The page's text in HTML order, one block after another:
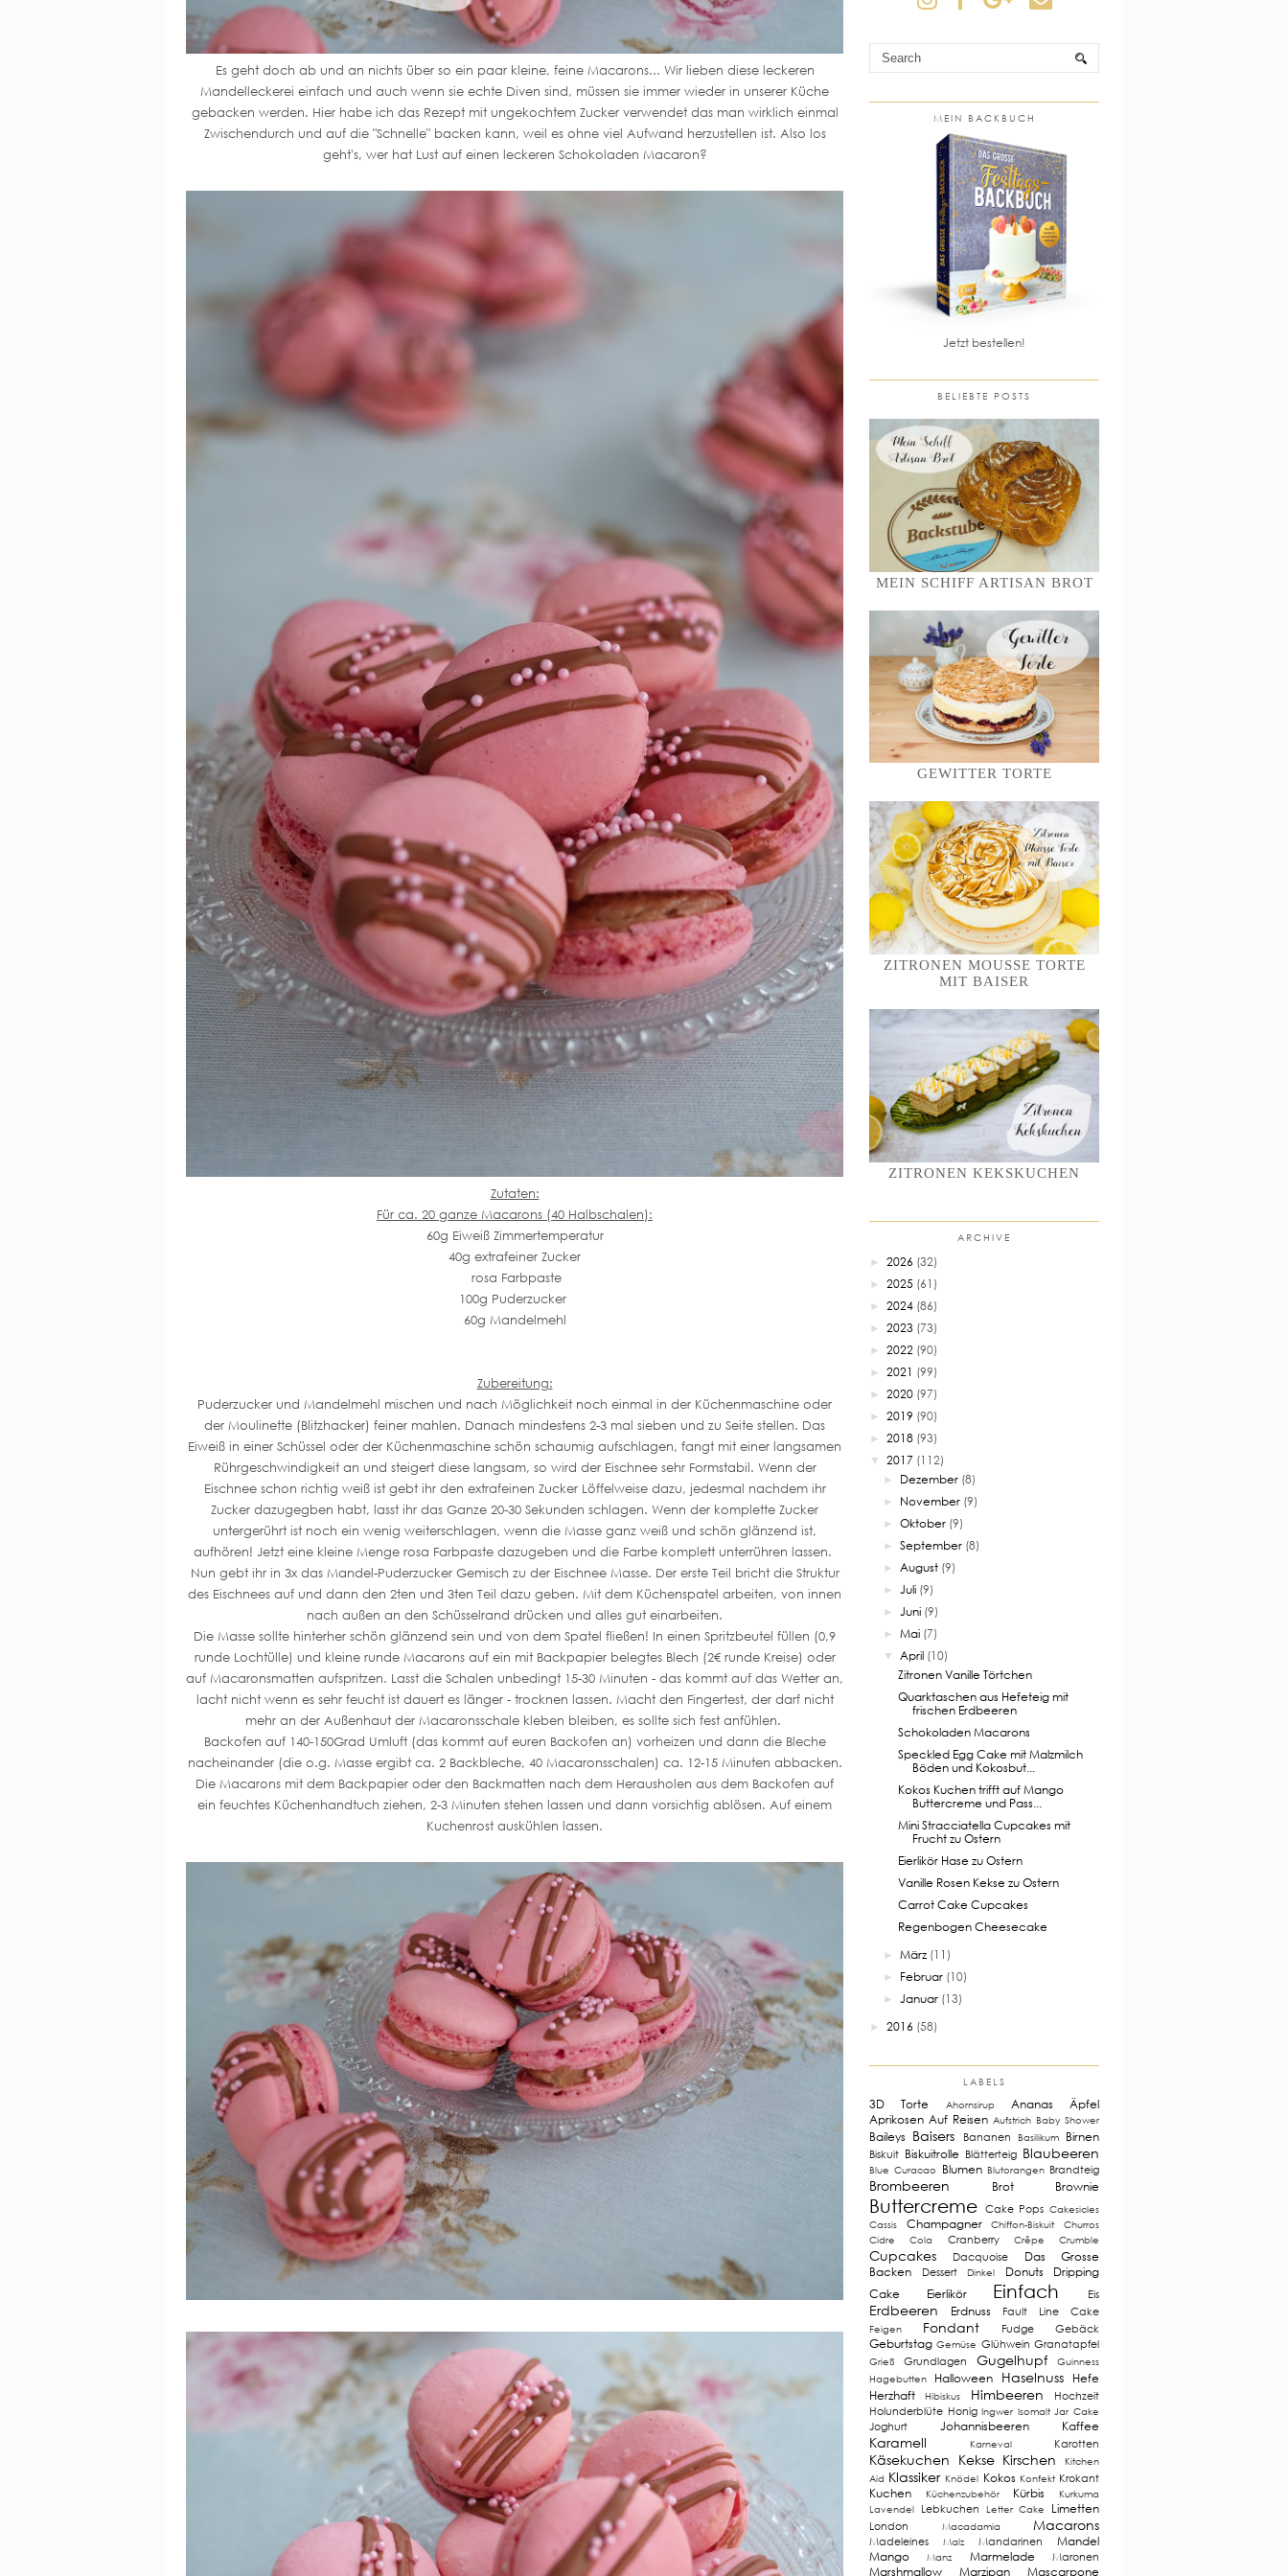
Es geht doch ab und an nichts über so ein paar kleine, feine Macarons... Wir lieben diese leckeren
Mandelleckerei einfach und auch wenn sie echte Diven sind, müssen sie immer wieder in unserer Küche
gebacken werden. Hier habe ich das Rezept mit ungekochtem Zucker verwendet das man wirklich einmal
Zwischendurch und auf die "Schnelle" backen kann, weil es ohne viel Aufwand herzustellen ist. Also los
geht's, wer hat Lust auf einen leckeren Schokoladen Macaron?
Zutaten:
Für ca. 20 ganze Macarons (40 Halbschalen):
60g Eiweiß Zimmertemperatur
40g extrafeiner Zucker
rosa Farbpaste
100g Puderzucker
60g Mandelmehl
Zubereitung:
Puderzucker und Mandelmehl mischen und nach Möglichkeit noch einmal in der Küchenmaschine oder
der Moulinette (Blitzhacker) feiner mahlen. Danach mindestens 2-3 mal sieben und zu Seite stellen. Das
Eiweiß in einer Schüssel oder der Küchenmaschine schön schaumig aufschlagen, fangt mit einer langsamen
Rührgeschwindigkeit an und steigert diese langsam, so wird der Eischnee sehr Formstabil. Wenn der
Eischnee schon richtig weiß ist gebt ihr den extrafeinen Zucker Löffelweise dazu, jedesmal nachdem ihr
Zucker dazugegben habt, lasst ihr das Ganze 20-30 Sekunden schlagen. Wenn der komplette Zucker
untergerührt ist noch ein wenig weiterschlagen, wenn die Masse ganz weiß und schön glänzend ist,
aufhören! Jetzt eine kleine Menge rosa Farbpaste dazugeben und die Farbe komplett unterrühren lassen.
Nun gebt ihr in 3x das Mandel-Puderzucker Gemisch zu der Eischnee Masse. Der erste Teil bricht die Struktur
des Eischnees auf und dann den 2ten und 3ten Teil dazu geben. Mit dem Küchenspatel arbeiten, von innen
nach außen an den Schüsselrand drücken und alles gut einarbeiten.
Die Masse sollte hinterher schön glänzend sein und von dem Spatel fließen! In einen Spritzbeutel füllen (0,9
runde Lochtülle) und kleine runde Macarons auf ein mit Backpapier belegtes Blech (2€ runde Kreise) oder
auf Macaronsmatten aufspritzen. Lasst die Schalen unbedingt 15-30 Minuten - das kommt auf das Wetter an,
lacht nicht wenn es sehr feucht ist dauert es länger - trocknen lassen. Macht den Fingertest, der darf nicht
mehr an der Außenhaut der Macaronsschale kleben bleiben, es sollte sich fest anfühlen.
Backofen auf 140-150Grad Umluft (das kommt auf euren Backofen an) vorheizen und dann die Bleche
nacheinander (die o.g. Masse ergibt ca. 2 Backbleche, 40 Macaronsschalen) ca. 12-15 Minuten abbacken.
Die Macarons mit dem Backpapier oder den Backmatten nach dem Herausholen aus dem Backofen auf
ein feuchtes Küchenhandtuch ziehen, 2-3 Minuten stehen lassen und dann vorsichtig ablösen. Auf einem
Kuchenrost auskühlen lassen.
MEIN BACKBUCH
Jetzt bestellen!
BELIEBTE POSTS
MEIN SCHIFF ARTISAN BROT
GEWITTER TORTE
ZITRONEN MOUSSE TORTE
MIT BAISER
ZITRONEN KEKSKUCHEN
ARCHIVE
► 2026 (32)
► 2025 (61)
► 2024 (86)
► 2023 (73)
► 2022 (90)
► 2021 (99)
► 2020 (97)
► 2019 (90)
► 2018 (93)
▼ 2017 (112)
► Dezember (8)
► November (9)
►Oktober (9)
►September (8)
►August (9)
►Juli (9)
►Juni (9)
►Mai (7)
▼ April (10)
Zitronen Vanille Törtchen
Quarktaschen aus Hefeteig mit
frischen Erdbeeren
Schokoladen Macarons
Speckled Egg Cake mit Malzmilch
Böden und Kokosbut...
Kokos Kuchen trifft auf Mango
Buttercreme und Pass...
Mini Stracciatella Cupcakes mit
Frucht zu Ostern
Eierlikör Hase zu Ostern
Vanille Rosen Kekse zu Ostern
Carrot Cake Cupcakes
Regenbogen Cheesecake
►März (11)
► Februar (10)
►Januar (13)
► 2016 (58)
LABELS
3D Torte Ahornsirup Ananas
Äpfel
Aprikosen Auf Reisen Aufstrich Baby Shower
Baileys Baisers Bananen Basilikum Birnen
Biskuit Biskuitrolle Blätterteig Blaubeeren
Blue Curacao Blumen Blutorangen Brandteig
Brombeeren Brot Brownie
Buttercreme Cake Pops Cakesicles
Cassis
Champagner Chiffon-Biskuit
Churros
Cidre
Cola Cranberry Crêpe Crumble
Cupcakes Dacquoise
Das Grosse
Backen
Dessert Dinkel Donuts
Dripping
Cake
Eierlikör Einfach Eis
Erdbeeren Erdnuss Fault Line Cake
Feigen Fondant Fudge Gebäck
Geburtstag Gemüse Glühwein Granatapfel
Grieß Grundlagen Gugelhupf
Guinness
Hagebutten
Halloween Haselnuss
Hefe
Herzhaft
Hibiskus Himbeeren
Hochzeit
Holunderblüte Honig Ingwer Isomalt Jar Cake
Joghurt Johannisbeeren Kaffee
Karamell Karneval Karotten
Käsekuchen Kekse Kirschen
Kitchen
Aid Klassiker Knödel Kokos Konfekt Krokant
Kuchen Küchenzubehör Kürbis
Kurkuma
Lavendel
Lebkuchen Letter Cake Limetten
London Macadamia Macarons
Madeleines Malz Mandarinen
Mandel
Mango
Manz Marmelade Maronen
Marshmallow Marzipan Mascarpone